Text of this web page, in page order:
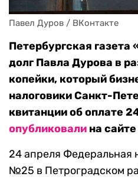
Павел Дуров / ВКонтакте
Петербургская
долг Павла Дурова в
копейки, который
налоговики Санкт-
квитанции об оплате
опубликовали на
24 апреля Федеральная
№25 в Петроградском